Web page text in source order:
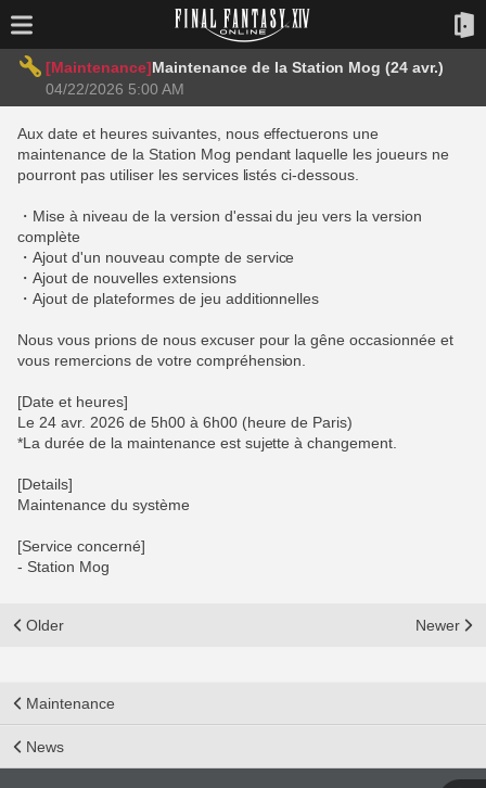
[Maintenance]Maintenance de la Station Mog (24 avr.)
04/22/2026 5:00 AM
Aux date et heures suivantes, nous effectuerons une
maintenance de la Station Mog pendant laquelle les joueurs ne
pourront pas utiliser les services listés ci-dessous.
・Mise à niveau de la version d'essai du jeu vers la version
complète
・Ajout d'un nouveau compte de service
・Ajout de nouvelles extensions
・Ajout de plateformes de jeu additionnelles
Nous vous prions de nous excuser pour la gêne occasionnée et
vous remercions de votre compréhension.
[Date et heures]
Le 24 avr. 2026 de 5h00 à 6h00 (heure de Paris)
*La durée de la maintenance est sujette à changement.
[Details]
Maintenance du système
[Service concerné]
- Station Mog
Older Newer
Maintenance
News